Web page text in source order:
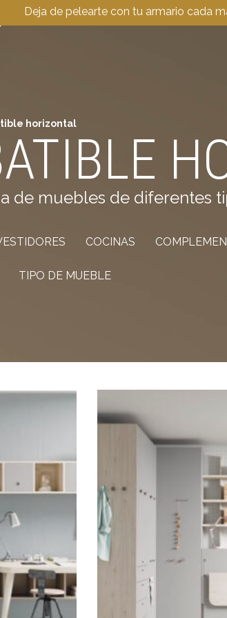
Deja de pelearte con tu armario cada
horizontal
de muebles de diferentes
COCINAS
TIPO DE MUEBLE